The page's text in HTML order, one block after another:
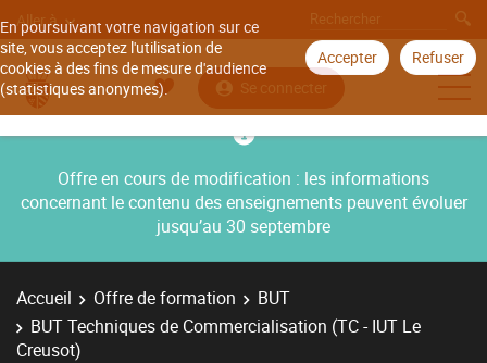
En poursuivant votre navigation sur ce
site, vous acceptez l'utilisation de
cookies à des fins de mesure d'audience
(statistiques anonymes).
Accepter Refuser
Aller à
Se connecter
Offre en cours de modification : les informations
concernant le contenu des enseignements peuvent évoluer
jusqu’au 30 septembre
Accueil Offre de formation
BUT
BUT Techniques de Commercialisation (TC - IUT Le
Creusot)